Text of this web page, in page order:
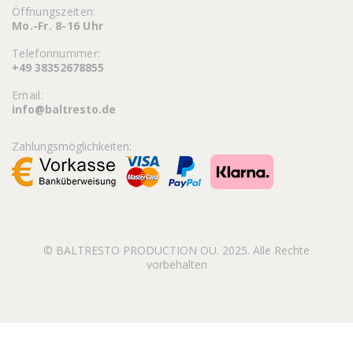
Öffnungszeiten:
Mo.-Fr. 8-16 Uhr
Telefonnummer:
+49 38352678855
Email:
info@baltresto.de
Zahlungsmöglichkeiten:
© BALTRESTO PRODUCTION OÜ. 2025. Alle Rechte
vorbehalten